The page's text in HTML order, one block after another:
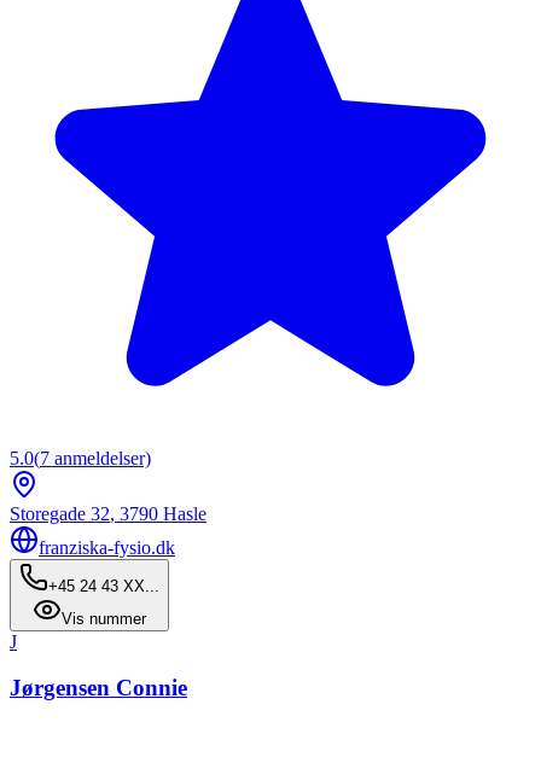
5.0(7 anmeldelser)
Storegade 32, 3790 Hasle
franziska-fysio.dk
+45 24 43 XX...
Vis nummer
J
Jørgensen Connie